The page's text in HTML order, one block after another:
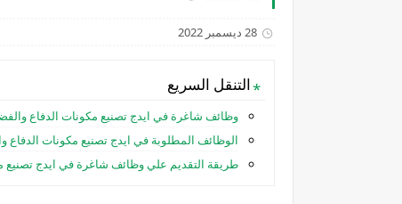
28 ديسمبر 2022
التنقل السريع
وظائف شاغرة في ايدج تصنيع مكونات الدفاع
الوظائف المطلوبة في ايدج تصنيع مكونات الدفاع
طريقة التقديم علي وظائف شاغرة في ايدج تصنيع